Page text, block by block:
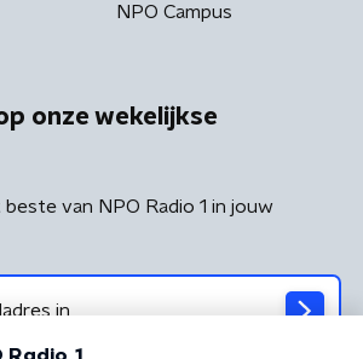
NPO Campus
onze wekelijkse
van NPO Radio 1 in jouw